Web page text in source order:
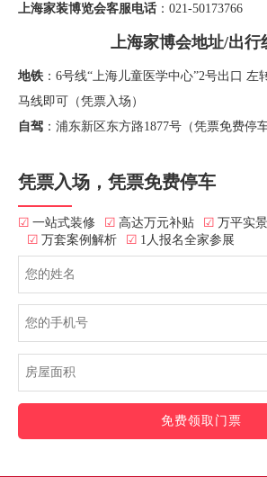
上海家装博览会客服电话 ：021-50173766
上海家博会地址/出行
地铁 ：6号线“上海儿童医学中心”2号出口 左
马线即可（凭票入场）
自驾 ：浦东新区东方路1877号（凭票免费停车
凭票入场，凭票免费停车
☑ 一站式装修 ☑ 高达万元补贴 ☑ 万平实
☑ 万套案例解析 ☑ 1人报名全家参展
免费领取门票